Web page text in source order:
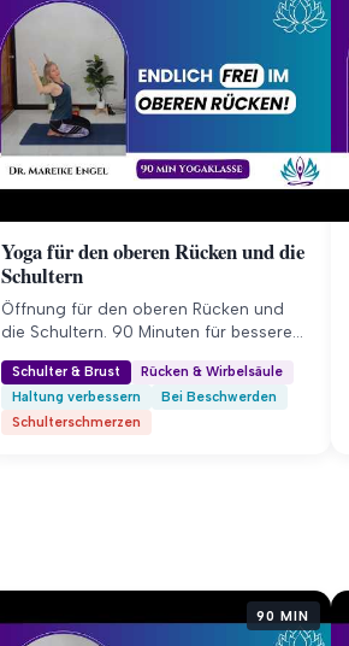
Yoga für den oberen Rücken und die
Schultern
Öffnung für den oberen Rücken und
die Schultern. 90 Minuten für bessere
Atmung.
Schulter & Brust
Rücken & Wirbelsäule
Haltung verbessern
Bei Beschwerden
Schulterschmerzen
90 MIN